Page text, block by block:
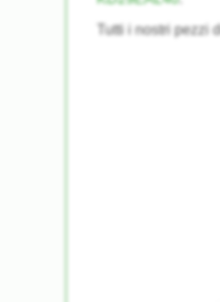
Tutti i nostri pezzi